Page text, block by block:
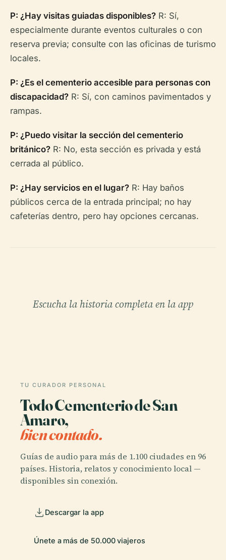
P: ¿Hay visitas guiadas disponibles? R: Sí,
especialmente durante eventos culturales o con
reserva previa; consulte con las oficinas de turismo
locales.
P: ¿Es el cementerio accesible para personas con
discapacidad? R: Sí, con caminos pavimentados y
rampas.
P: ¿Puedo visitar la sección del cementerio
británico? R: No, esta sección es privada y está
cerrada al público.
P: ¿Hay servicios en el lugar? R: Hay baños
públicos cerca de la entrada principal; no hay
cafeterías dentro, pero hay opciones cercanas.
Escucha la historia completa en la app
TU CURADOR PERSONAL
Todo Cementerio de San
Amaro,
bien contado.
Guías de audio para más de 1.100 ciudades en 96
países. Historia, relatos y conocimiento local —
disponibles sin conexión.
Descargar la app
Únete a más de 50.000 viajeros